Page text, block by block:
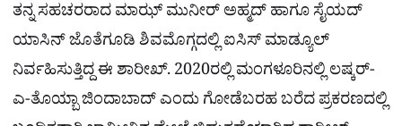
ತನ್ನ ಸಹಚರರಾದ ಮಾಝ್ ಮುನೀರ್ ಅಹ್ಮದ್ ಹಾಗೂ ಸೈಯದ್
ಯಾಸಿನ್ ಜೊತೆಗೂಡಿ ಶಿವಮೊಗ್ಗದಲ್ಲಿ ಐಸಿಸ್ ಮಾಡ್ಯೂಲ್
ನಿರ್ವಹಿಸುತ್ತಿದ್ದ ಈ ಶಾರೀಖ್​. 2020ರಲ್ಲಿ ಮಂಗಳೂರಿನಲ್ಲಿ ಲಷ್ಕರ್-
ಎ-ತೊಯ್ಬಾ ಜಿಂದಾಬಾದ್ ಎಂದು ಗೋಡೆಬರಹ ಬರೆದ ಪ್ರಕರಣದಲ್ಲಿ